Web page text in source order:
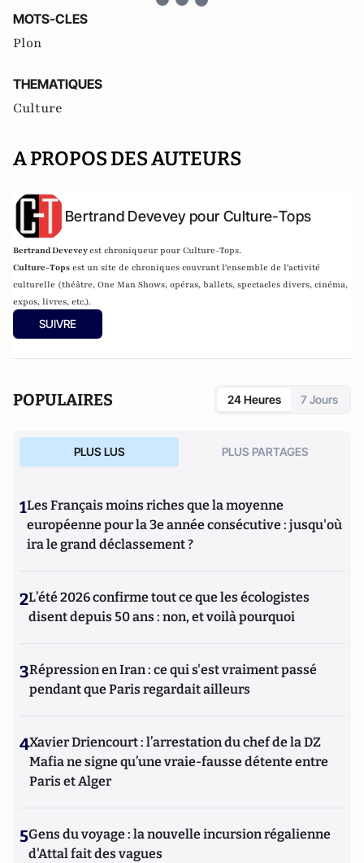
MOTS-CLES
Plon
THEMATIQUES
Culture
A PROPOS DES AUTEURS
Bertrand Devevey pour Culture-Tops
Bertrand Deveveyest chroniqueur pour Culture-Tops.
Culture-Tops est un site de chroniques couvrant l'ensemble de l'activité
culturelle (théâtre, One Man Shows, opéras, ballets, spectacles divers, cinéma,
expos, livres, etc.).
SUIVRE
POPULAIRES 24 Heures 7 Jours
PLUS LUS PLUS PARTAGES
1Les Français moins riches que la moyenne
européenne pour la 3e année consécutive : jusqu'où
ira le grand déclassement ?
2L’été 2026 confirme tout ce que les écologistes
disent depuis 50 ans : non, et voilà pourquoi
3Répression en Iran : ce qui s'est vraiment passé
pendant que Paris regardait ailleurs
4Xavier Driencourt : l’arrestation du chef de la DZ
Mafia ne signe qu’une vraie-fausse détente entre
Paris et Alger
5Gens du voyage : la nouvelle incursion régalienne
d'Attal fait des vagues